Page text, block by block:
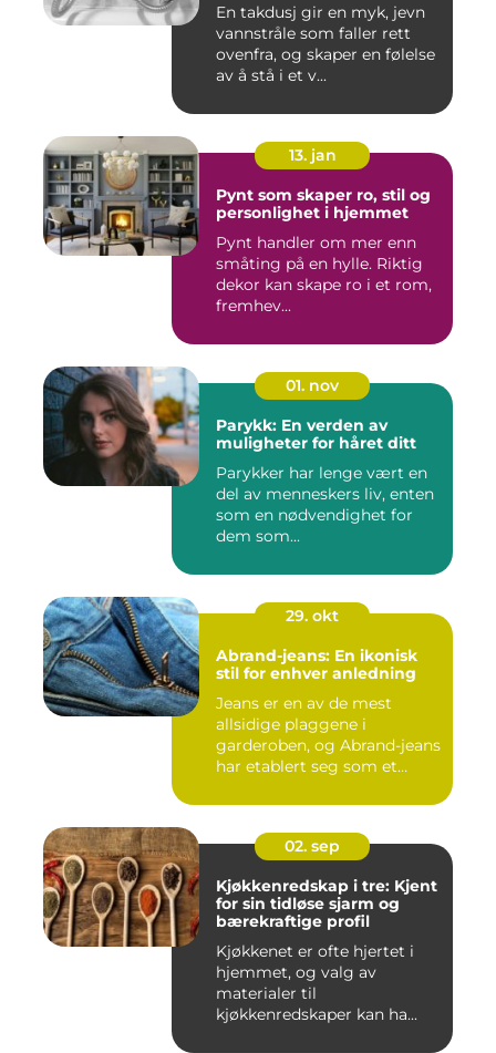
En takdusj gir en myk, jevn
vannstråle som faller rett
ovenfra, og skaper en følelse
av å stå i et v...
13. jan
Pynt som skaper ro, stil og
personlighet i hjemmet
Pynt handler om mer enn
småting på en hylle. Riktig
dekor kan skape ro i et rom,
fremhev...
01. nov
Parykk: En verden av
muligheter for håret ditt
Parykker har lenge vært en
del av menneskers liv, enten
som en nødvendighet for
dem som...
29. okt
Abrand-jeans: En ikonisk
stil for enhver anledning
Jeans er en av de mest
allsidige plaggene i
garderoben, og Abrand-jeans
har etablert seg som et
02. sep
Kjøkkenredskap i tre: Kjent
for sin tidløse sjarm og
bærekraftige profil
Kjøkkenet er ofte hjertet i
hjemmet, og valg av
materialer til
kjøkkenredskaper kan ha...